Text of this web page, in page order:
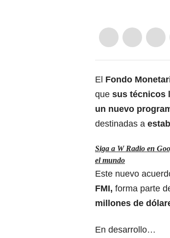
El Fondo
que sus técnicos
un nuevo
destinadas a
Siga a W Radio en
el mundo
Este nuevo
FMI, forma parte
millones de
En desarrollo…